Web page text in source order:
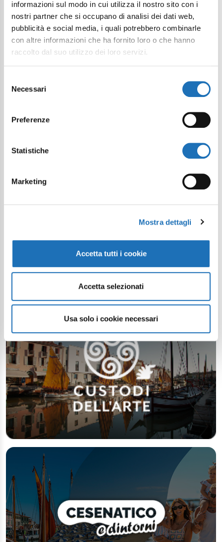
informazioni sul modo in cui utilizza il nostro sito con i
nostri partner che si occupano di analisi dei dati web,
pubblicità e social media, i quali potrebbero combinarle
con altre informazioni che ha fornito loro o che hanno
raccolto dal suo utilizzo dei loro servizi.
delNecessari
Preferenze
Statistiche
Marketing
Mostra dettagli
Accetta tutti i cookie
Accetta selezionati
Usa solo i cookie necessari